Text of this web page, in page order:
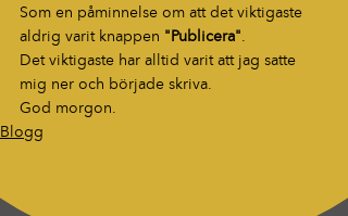
Som en påminnelse om att det viktigaste
aldrig varit knappen "Publicera".
Det viktigaste har alltid varit att jag satte
mig ner och började skriva.
God morgon.
Blogg